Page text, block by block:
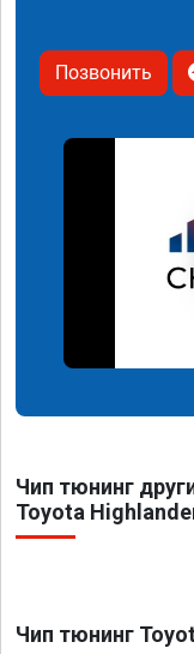
Позвонить
Чип тюнинг
Toyota
Чип тюнинг